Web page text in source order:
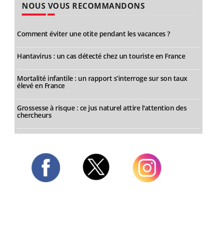
NOUS VOUS RECOMMANDONS
Comment éviter une otite pendant les vacances ?
Hantavirus : un cas détecté chez un touriste en France
Mortalité infantile : un rapport s’interroge sur son taux
élevé en France
Grossesse à risque : ce jus naturel attire l'attention des
chercheurs